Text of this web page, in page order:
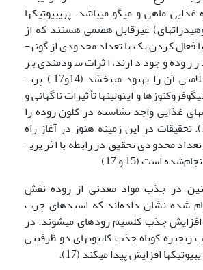
ماهی و میگو می­باشد. پری­بیوتیک­ها
غیرقابل هضمی هستند که از
طریق تحریک رشد یا فعال کردن یک یا تعداد محدودی از گونه­
روده وجود دارند، اثرات سودمندی بر
میزبان داشته و سلامتی آن را بهبود می­بخشد (14و17). پری­
و اینولین­ها تأثیرات ناگهانی و
غذایی واجد نشاسته در کلون روده را
محدود می­کنند (19). تحقیقات در این زمینه هنوز در آغاز راه
خود قرار داشته و تعداد محدودی تحقیق در رابطه با اثر پری­
است (15 و 17).
در جذب مواد معدنی از روده نقش
شده نشان داده‌اند که اسیدهای چرب
افزایش جذب کلسیم روده­ای می­شوند. در
کوتاه جذب کاتیون­های دو ظرفیتی
افزایش پیدا می­کند (17).